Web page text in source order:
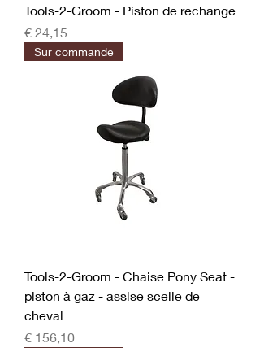
Tools-2-Groom - Piston de rechange
Prijs
€ 24,15
Sur commande
Tools-2-Groom - Chaise Pony Seat -
piston à gaz - assise scelle de
cheval
Prijs
€ 156,10